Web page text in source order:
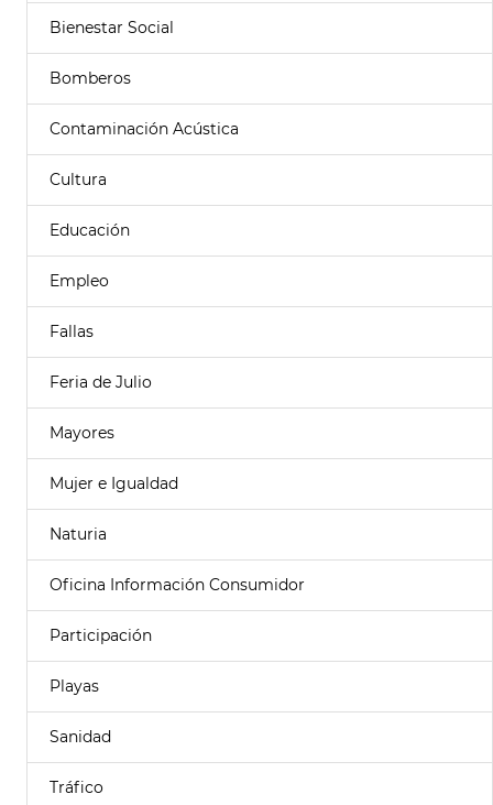
Bienestar Social
Bomberos
Contaminación Acústica
Cultura
Educación
Empleo
Fallas
Feria de Julio
Mayores
Mujer e Igualdad
Naturia
Oficina Información Consumidor
Participación
Playas
Sanidad
Tráfico